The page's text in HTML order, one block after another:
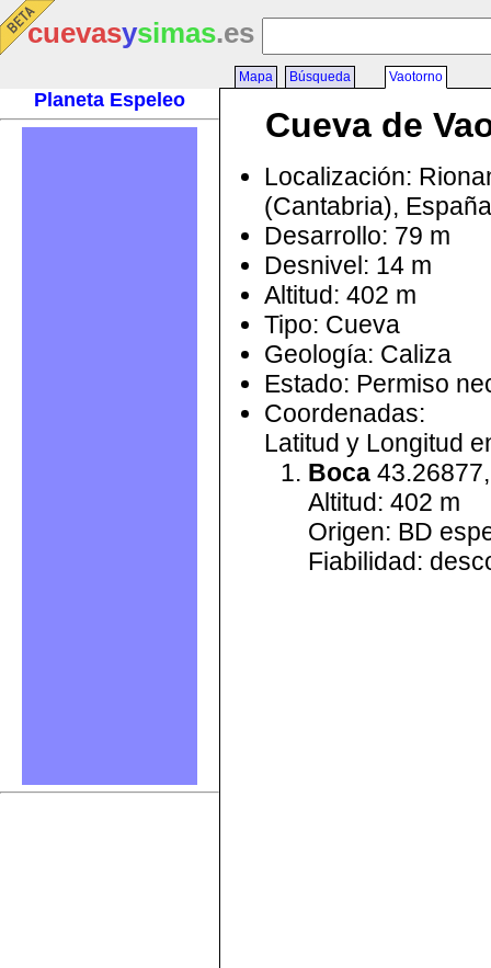
cuevasysimas.es
Planeta Espeleo
Mapa Búsqueda Vaotorno
Cueva de
Localización:
(Cantabria), España
Desarrollo: 79 m
Desnivel: 14 m
Altitud: 402 m
Tipo: Cueva
Geología: Caliza
Estado: Permiso
Coordenadas:
Latitud y Longitud
Boca
Altitud: 402 m
Origen: BD
Fiabilidad: